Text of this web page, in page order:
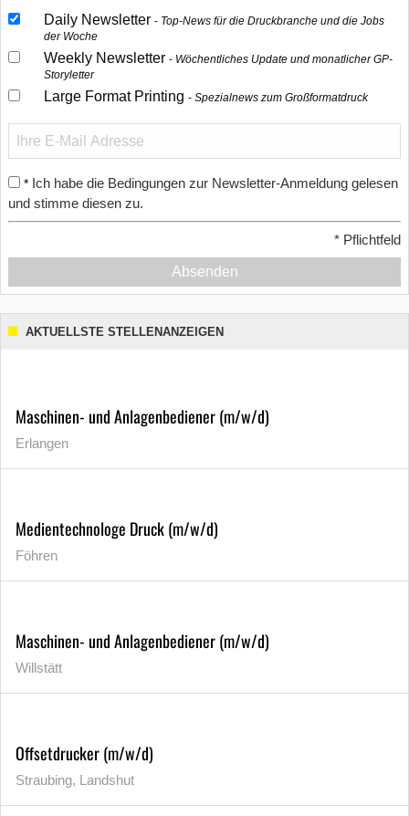
Daily Newsletter
Top-News für die Druckbranche und die Jobs
der Woche
Weekly Newsletter
Wöchentliches Update und monatlicher GP-
Storyletter
Large Format Printing Spezialnews zum Großformatdruck
* Ich habe die Bedingungen zur Newsletter-Anmeldung gelesen
und stimme diesen zu.
* Pflichtfeld
Absenden
AKTUELLSTE STELLENANZEIGEN
Maschinen- und Anlagenbediener (m/w/d)
Erlangen
Medientechnologe Druck (m/w/d)
Föhren
Maschinen- und Anlagenbediener (m/w/d)
Willstätt
Offsetdrucker (m/w/d)
Straubing, Landshut